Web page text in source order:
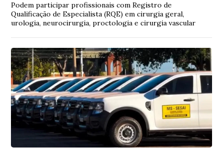
Podem participar profissionais com Registro de
Qualificação de Especialista (RQE) em cirurgia geral,
urologia, neurocirurgia, proctologia e cirurgia vascular